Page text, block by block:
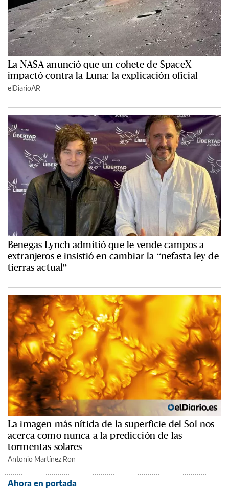
La NASA anunció que un cohete de SpaceX
impactó contra la Luna: la explicación oficial
elDiarioAR
Benegas Lynch admitió que le vende campos a
extranjeros e insistió en cambiar la “nefasta ley de
tierras actual”
La imagen más nítida de la superficie del Sol nos
acerca como nunca a la predicción de las
tormentas solares
Antonio Martínez Ron
Ahora en portada